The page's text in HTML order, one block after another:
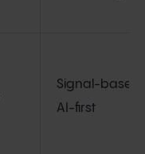
Signal-based
AI-first